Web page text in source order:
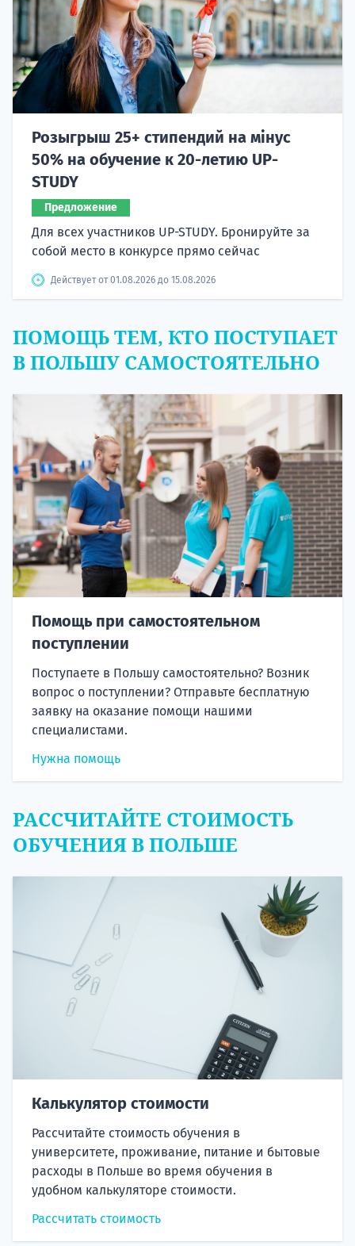
Розыгрыш 25+ стипендий на мінус
50% на обучение к 20-летию UP-
STUDY
Предложение
Для всех участников UP-STUDY. Бронируйте за
собой место в конкурсе прямо сейчас
Действует от 01.08.2026 до 15.08.2026
ПОМОЩЬ ТЕМ, КТО ПОСТУПАЕТ
В ПОЛЬШУ САМОСТОЯТЕЛЬНО
Помощь при самостоятельном
поступлении
Поступаете в Польшу самостоятельно? Возник
вопрос о поступлении? Отправьте бесплатную
заявку на оказание помощи нашими
специалистами.
Нужна помощь
РАССЧИТАЙТЕ СТОИМОСТЬ
ОБУЧЕНИЯ В ПОЛЬШЕ
Калькулятор стоимости
Рассчитайте стоимость обучения в
университете, проживание, питание и бытовые
расходы в Польше во время обучения в
удобном калькуляторе стоимости.
Рассчитать стоимость